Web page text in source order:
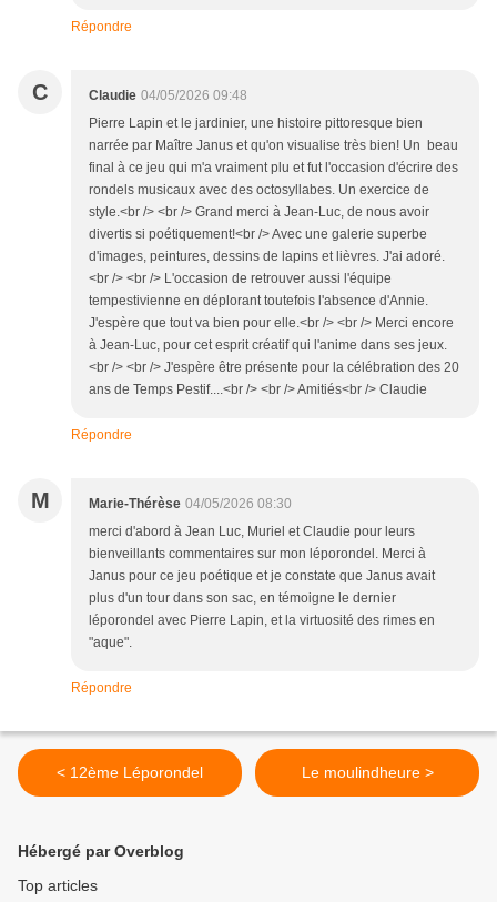
Répondre
C Claudie 04/05/2026 09:48
Pierre Lapin et le jardinier, une histoire pittoresque bien
narrée par Maître Janus et qu'on visualise très bien! Un beau
final à ce jeu qui m'a vraiment plu et fut l'occasion d'écrire des
rondels musicaux avec des octosyllabes. Un exercice de
style.<br /> <br /> Grand merci à Jean-Luc, de nous avoir
divertis si poétiquement!<br /> Avec une galerie superbe
d'images, peintures, dessins de lapins et lièvres. J'ai adoré.
<br /> <br /> L'occasion de retrouver aussi l'équipe
tempestivienne en déplorant toutefois l'absence d'Annie.
J'espère que tout va bien pour elle.<br /> <br /> Merci encore
à Jean-Luc, pour cet esprit créatif qui l'anime dans ses jeux.
<br /> <br /> J'espère être présente pour la célébration des 20
ans de Temps Pestif....<br /> <br /> Amitiés<br /> Claudie
Répondre
M Marie-Thérèse 04/05/2026 08:30
merci d'abord à Jean Luc, Muriel et Claudie pour leurs
bienveillants commentaires sur mon léporondel. Merci à
Janus pour ce jeu poétique et je constate que Janus avait
plus d'un tour dans son sac, en témoigne le dernier
léporondel avec Pierre Lapin, et la virtuosité des rimes en
"aque".
Répondre
< 12ème Léporondel Le moulindheure >
Hébergé par Overblog
Top articles